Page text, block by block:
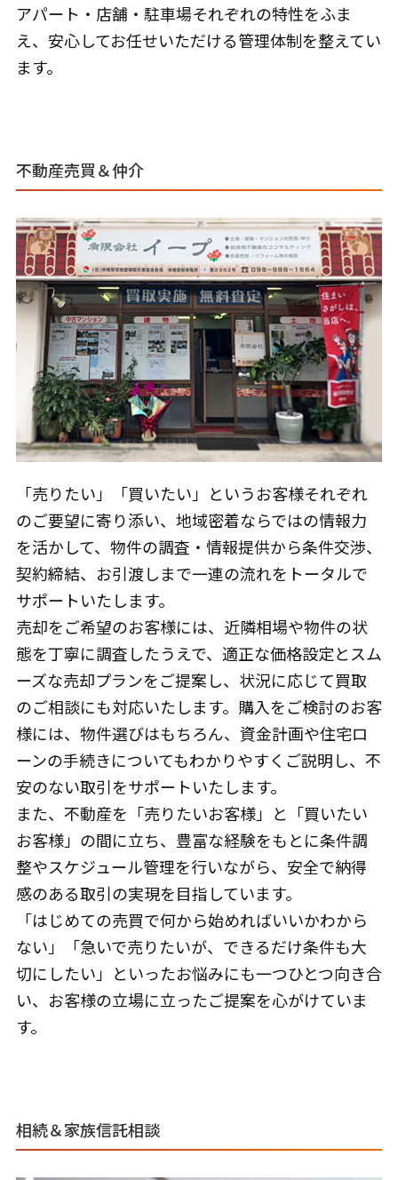
アパート・店舗・駐車場それぞれの特性をふま
え、安心してお任せいただける管理体制を整えてい
ます。
不動産売買＆仲介
「売りたい」「買いたい」というお客様それぞれ
のご要望に寄り添い、地域密着ならではの情報力
を活かして、物件の調査・情報提供から条件交渉、
契約締結、お引渡しまで一連の流れをトータルで
サポートいたします。
売却をご希望のお客様には、近隣相場や物件の状
態を丁寧に調査したうえで、適正な価格設定とスム
ーズな売却プランをご提案し、状況に応じて買取
のご相談にも対応いたします。購入をご検討のお客
様には、物件選びはもちろん、資金計画や住宅ロ
ーンの手続きについてもわかりやすくご説明し、不
安のない取引をサポートいたします。
また、不動産を「売りたいお客様」と「買いたい
お客様」の間に立ち、豊富な経験をもとに条件調
整やスケジュール管理を行いながら、安全で納得
感のある取引の実現を目指しています。
「はじめての売買で何から始めればいいかわから
ない」「急いで売りたいが、できるだけ条件も大
切にしたい」といったお悩みにも一つひとつ向き合
い、お客様の立場に立ったご提案を心がけていま
す。
相続＆家族信託相談